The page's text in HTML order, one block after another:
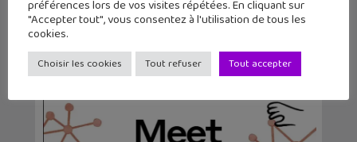
les IA générativ...
préférences lors de vos visites répétées. En cliquant sur
"Accepter tout", vous consentez à l'utilisation de tous les
cookies.
Choisir les cookies Tout refuser Tout accepter